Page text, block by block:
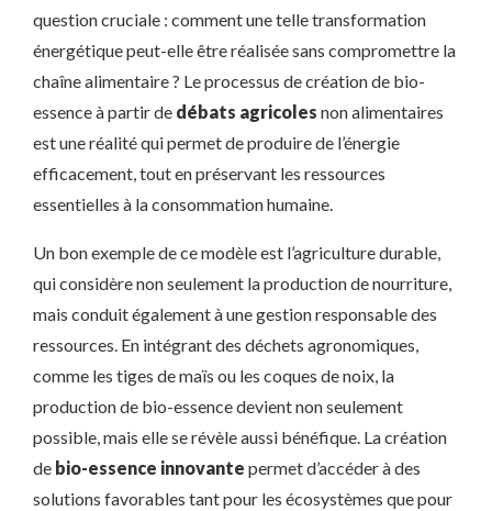
question cruciale : comment une telle transformation
énergétique peut-elle être réalisée sans compromettre la
chaîne alimentaire ? Le processus de création de bio-
essence à partir de débats agricoles non alimentaires
est une réalité qui permet de produire de l’énergie
efficacement, tout en préservant les ressources
essentielles à la consommation humaine.
Un bon exemple de ce modèle est l’agriculture durable,
qui considère non seulement la production de nourriture,
mais conduit également à une gestion responsable des
ressources. En intégrant des déchets agronomiques,
comme les tiges de maïs ou les coques de noix, la
production de bio-essence devient non seulement
possible, mais elle se révèle aussi bénéfique. La création
de bio-essence innovante permet d’accéder à des
solutions favorables tant pour les écosystèmes que pour